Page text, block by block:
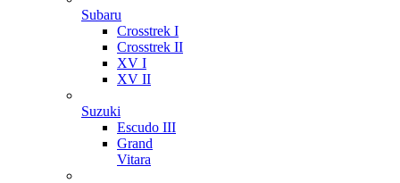
Subaru
Crosstrek I
Crosstrek II
XV I
XV II
Suzuki
Escudo III
Grand
Vitara